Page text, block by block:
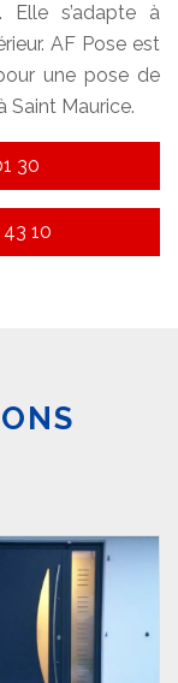
Elle s’adapte à
AF Pose est
une pose de
Saint Maurice.
30
10